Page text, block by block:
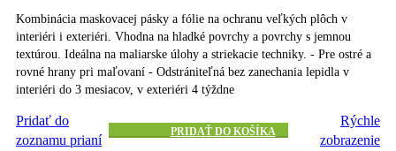
Kombinácia maskovacej pásky a fólie na ochranu veľkých plôch v
interiéri i exteriéri. Vhodna na hladké povrchy a povrchy s jemnou
textúrou. Ideálna na maliarske úlohy a striekacie techniky. - Pre ostré a
rovné hrany pri maľovaní - Odstrániteľná bez zanechania lepidla v
interiéri do 3 mesiacov, v exteriéri 4 týždne
Pridať do
zoznamu prianí
PRIDAŤ DO KOŠÍKA
Rýchle
zobrazenie